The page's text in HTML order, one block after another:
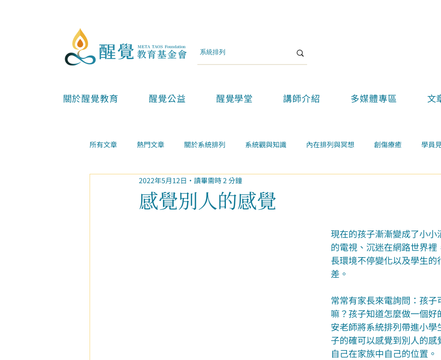
關於醒覺教育 醒覺公益 醒覺學堂 講師介紹 多媒體專區 文
所有文章 熱門文章 關於系統排列 系統觀與知識 內在排列與冥想 創傷療癒 學員
金錢事業 家庭關係
感覺別人的感覺
2022年5月12日 讀畢需時 2 分鐘
現在的孩子漸漸變成了小小
的電視、沉迷在網路世界裡
長環境不停變化以及學生的
差。
常常有家長來電詢問：孩子
嘛？孩子知道怎麼做一個好
安老師將系統排列帶進小學
子的確可以感覺到別人的感
自己在家族中自己的位置。